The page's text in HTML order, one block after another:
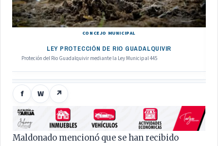
CONCEJO MUNICIPAL
LEY PROTECCIÓN DE RIO GUADALQUIVIR
Proteción del Rio Guadalquivir mediante la Ley Municipal 445
f W ↗
Maldonado mencionó que se han recibido